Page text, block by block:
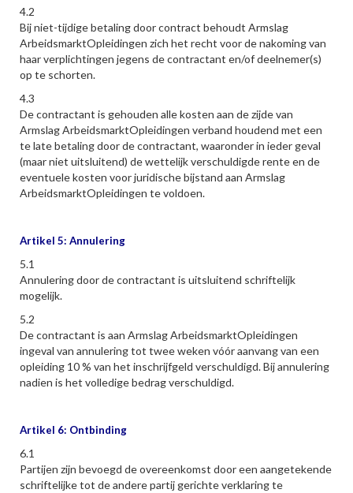
4.2
Bij niet-tijdige betaling door contract behoudt Armslag
ArbeidsmarktOpleidingen zich het recht voor de nakoming van
haar verplichtingen jegens de contractant en/of deelnemer(s)
op te schorten.
4.3
De contractant is gehouden alle kosten aan de zijde van
Armslag ArbeidsmarktOpleidingen verband houdend met een
te late betaling door de contractant, waaronder in ieder geval
(maar niet uitsluitend) de wettelijk verschuldigde rente en de
eventuele kosten voor juridische bijstand aan Armslag
ArbeidsmarktOpleidingen te voldoen.
Artikel 5: Annulering
5.1
Annulering door de contractant is uitsluitend schriftelijk
mogelijk.
5.2
De contractant is aan Armslag ArbeidsmarktOpleidingen
ingeval van annulering tot twee weken vóór aanvang van een
opleiding 10 % van het inschrijfgeld verschuldigd. Bij annulering
nadien is het volledige bedrag verschuldigd.
Artikel 6: Ontbinding
6.1
Partijen zijn bevoegd de overeenkomst door een aangetekende
schriftelijke tot de andere partij gerichte verklaring te